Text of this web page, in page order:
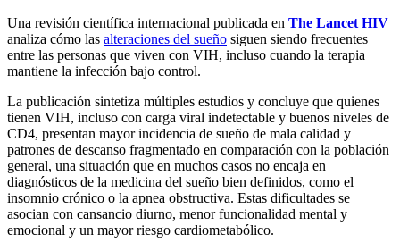
Una revisión científica internacional publicada en The Lancet HIV
analiza cómo las alteraciones del sueño siguen siendo frecuentes
entre las personas que viven con VIH, incluso cuando la terapia
mantiene la infección bajo control.
La publicación sintetiza múltiples estudios y concluye que quienes
tienen VIH, incluso con carga viral indetectable y buenos niveles de
CD4, presentan mayor incidencia de sueño de mala calidad y
patrones de descanso fragmentado en comparación con la población
general, una situación que en muchos casos no encaja en
diagnósticos de la medicina del sueño bien definidos, como el
insomnio crónico o la apnea obstructiva. Estas dificultades se
asocian con cansancio diurno, menor funcionalidad mental y
emocional y un mayor riesgo cardiometabólico.